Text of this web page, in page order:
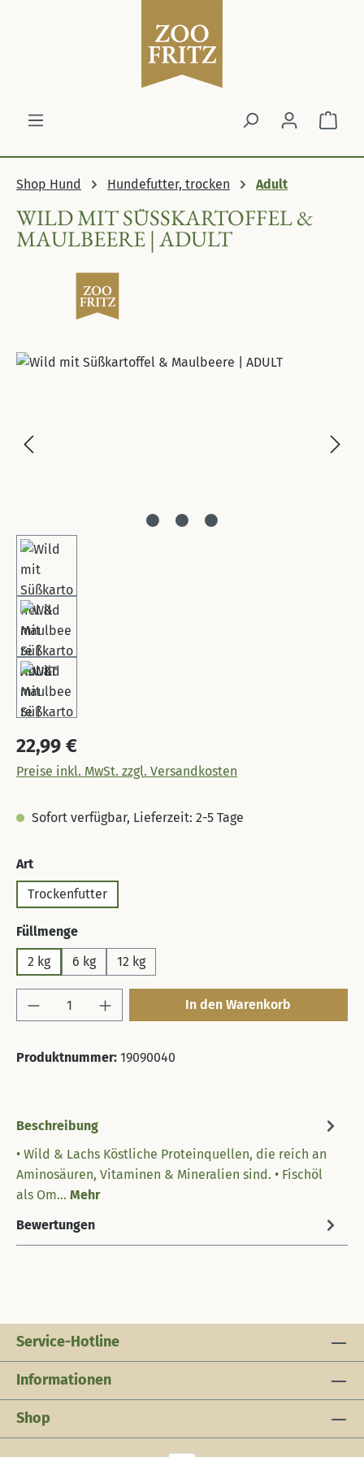
Shop Hund Hundefutter, trocken Adult
WILD MIT SÜSSKARTOFFEL & M
AULBEERE | ADULT
Bildergalerie überspringen
Regulärer Preis:
22,99 €
Preise inkl. MwSt. zzgl. Versandkosten
Sofort verfügbar, Lieferzeit: 2-5 Tage
Artauswählen
Trockenfutter
Füllmengeauswählen
2 kg
6 kg 12 kg
Produkt Anzahl: Gib den gewünschten
In den Warenkorb
Produktnummer: 19090040
Beschreibung
• Wild & Lachs Köstliche Proteinquellen, die reich an
Aminosäuren, Vitaminen & Mineralien sind. • Fischöl
als Om… Mehr
Bewertungen
Service-Hotline
Informationen
Shop